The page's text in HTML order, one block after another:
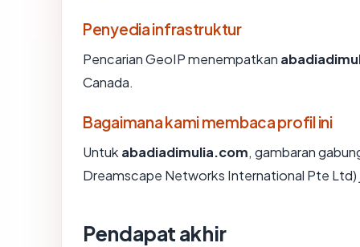
Penyedia infrastruktur
Pencarian GeoIP menempatkan
Canada.
Bagaimana kami membaca profil ini
Untuk abadiadimulia.com, gambaran
Dreamscape Networks International Pte
Pendapat akhir